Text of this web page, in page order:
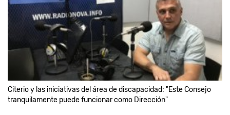
Citerio y las iniciativas del área de discapacidad: "Este Consejo
tranquilamente puede funcionar como Dirección"